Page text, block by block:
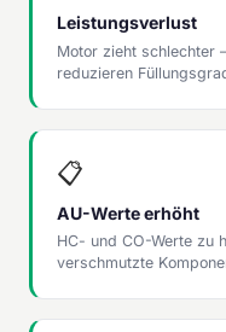
Leistungsverlust
Motor zieht schlechter
reduzieren
📋
AU-Werte erhöht
HC- und CO-Werte zu
verschmutzte